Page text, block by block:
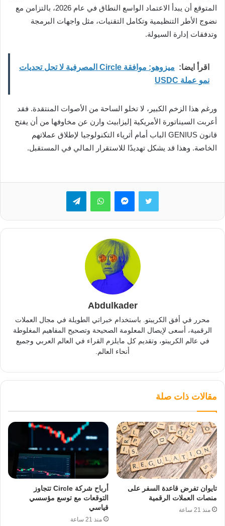
المتوقع أن يبدأ الاعتماد الواسع النطاق في عام 2026، بالتزامن مع
نضوج الأطر التنظيمية وتكامل التقنيات، مثل واجهات البرمجة
وتدفقات إدارة السيولة.
اقرأ ايضا:
ميزوهو: موافقة Circle المصرفية لا تحل تحديات
نمو عملة USDC
ورغم هذا الزخم الكبير، لا تخلو الساحة من الأصوات المنتقدة. فقد
أعربت السيناتورة الأمريكية إليزابيث وارن عن مخاوفها من أن يفتح
قانون GENIUS الباب أمام أثرياء التكنولوجيا لإطلاق عملاتهم
الخاصة. وهذا قد يشكل تهديدًا للاستقرار المالي في المستقبل.
تويتر ماسنجرواتساب تيلقرام
Abdulkader
محرر في أفق الكريبتو. باستخدام خبراتي الطويلة في مجال العملات
الرقمية، أسعى لإيصال المعلومة الصحيحة وتصحيح المفاهيم المغلوطة
في عالم الكريبتو، وتقديم كل مايلزم القراء في العالم العربي وجميع
أنحاء العالم.
مقالات ذات صلة
تايوان تفرض قاعدة السفر على
منصات العملات الرقمية
منذ 21 ساعة
أرباح شركة Circle تتجاوز
التوقعات مع توسع مؤسسي
قياسي
منذ 21 ساعة